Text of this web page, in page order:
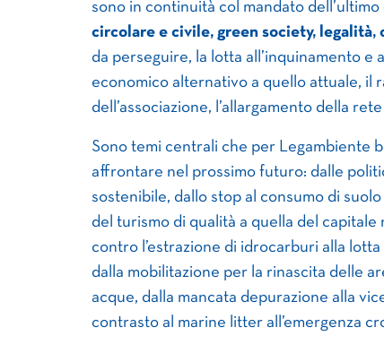
sono in continuità col mandato
circolare e civile, green society,
da perseguire, la lotta all’inquinamento e
economico alternativo a quello attuale, il
dell’associazione, l’allargamento della
Sono temi centrali che per Legambiente
affrontare nel prossimo futuro: dalle
sostenibile, dallo stop al consumo di
del turismo di qualità a quella del
contro l’estrazione di idrocarburi alla
dalla mobilitazione per la rinascita delle
acque, dalla mancata depurazione alla
contrasto al marine litter all’emergenza